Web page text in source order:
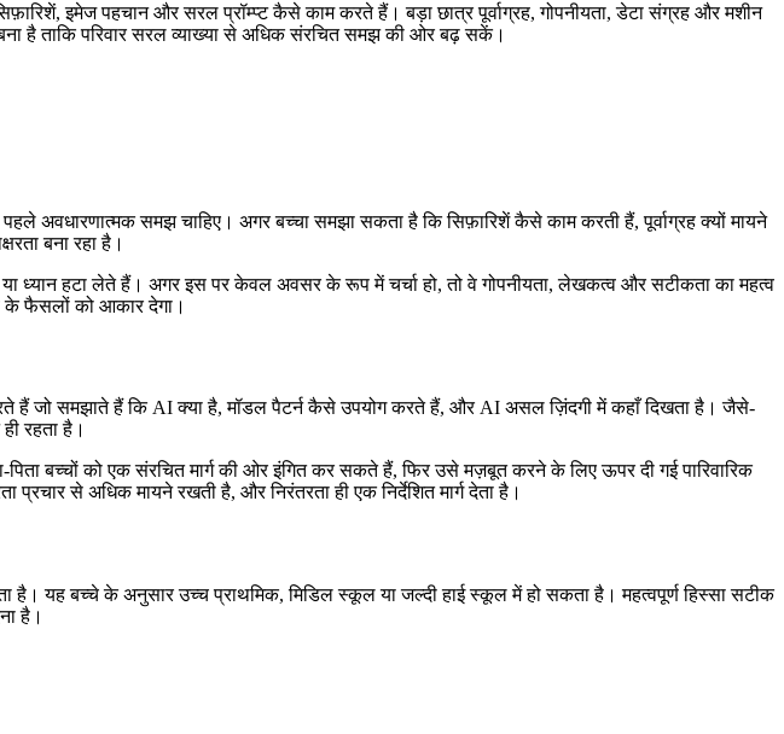
इमेज पहचान और सरल प्रॉम्प्ट कैसे काम करते हैं। बड़ा छात्र पूर्वाग्रह, गोपनीयता, डेटा संग्रह और मशीन
है ताकि परिवार सरल व्याख्या से अधिक संरचित समझ की ओर बढ़ सकें।
अवधारणात्मक समझ चाहिए। अगर बच्चा समझा सकता है कि सिफ़ारिशें कैसे काम करती हैं, पूर्वाग्रह क्यों मायने
बना रहा है।
ध्यान हटा लेते हैं। अगर इस पर केवल अवसर के रूप में चर्चा हो, तो वे गोपनीयता, लेखकत्व और सटीकता का महत्व
के फैसलों को आकार देगा।
हैं जो समझाते हैं कि AI क्या है, मॉडल पैटर्न कैसे उपयोग करते हैं, और AI असल ज़िंदगी में कहाँ दिखता है। जैसे-
रहता है।
पिता बच्चों को एक संरचित मार्ग की ओर इंगित कर सकते हैं, फिर उसे मज़बूत करने के लिए ऊपर दी गई पारिवारिक
से अधिक मायने रखती है, और निरंतरता ही एक निर्देशित मार्ग देता है।
यह बच्चे के अनुसार उच्च प्राथमिक, मिडिल स्कूल या जल्दी हाई स्कूल में हो सकता है। महत्वपूर्ण हिस्सा सटीक
है।